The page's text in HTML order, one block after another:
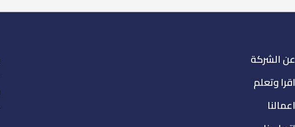
عن الشركة
اقرا وتعلم
اعمالنا